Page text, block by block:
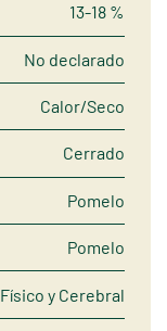
13-18 %
No declarado
Calor/Seco
Cerrado
Pomelo
Pomelo
Físico y Cerebral